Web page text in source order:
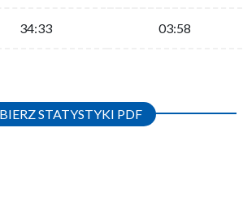
34:33 03:58
STATYSTYKI PDF